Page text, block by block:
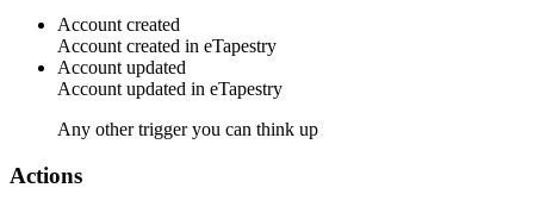
Account created
Accountcreated in eTapestry
Account updated
Accountupdated in eTapestry
Any other trigger you can think up
Actions